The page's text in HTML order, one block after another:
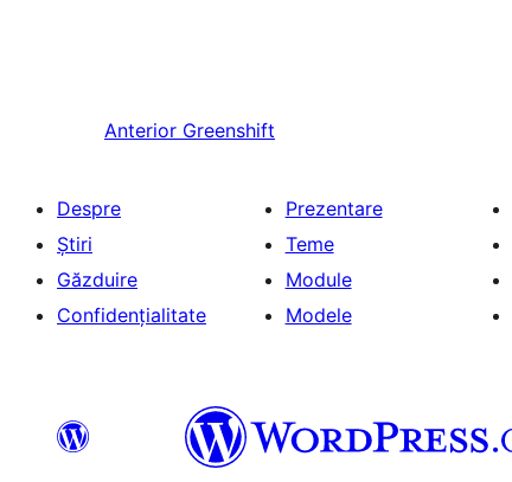
Anterior Greenshift
Despre
Știri
Găzduire
Confidențialitate
Prezentare
Teme
Module
Modele